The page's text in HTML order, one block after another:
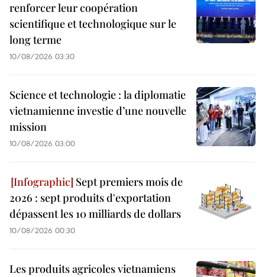
renforcer leur coopération
scientifique et technologique sur le
long terme
10/08/2026 03:30
Science et technologie : la diplomatie
vietnamienne investie d’une nouvelle
mission
10/08/2026 03:00
Sept premiers mois de
2026 : sept produits d'exportation
dépassent les 10 milliards de dollars
10/08/2026 00:30
Les produits agricoles vietnamiens